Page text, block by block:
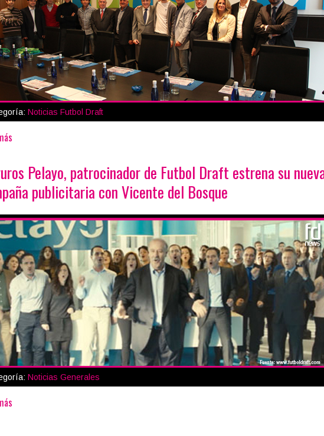
Noticias Futbol Draft
Pelayo, patrocinador de Futbol Draft estrena su
publicitaria con Vicente del Bosque
Noticias Generales